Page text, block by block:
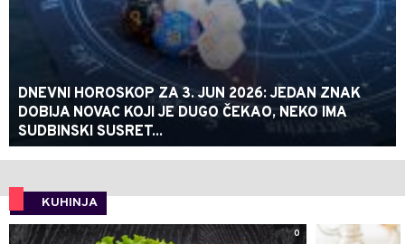
DNEVNI HOROSKOP ZA 3. JUN 2026: JEDAN ZNAK
DOBIJA NOVAC KOJI JE DUGO ČEKAO, NEKO IMA
SUDBINSKI SUSRET...
KUHINJA
0